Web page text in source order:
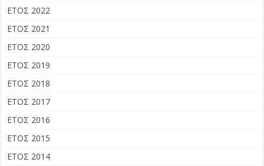
ΕΤΟΣ 2022
ΕΤΟΣ 2021
ΕΤΟΣ 2020
ΕΤΟΣ 2019
ΕΤΟΣ 2018
ΕΤΟΣ 2017
ΕΤΟΣ 2016
ΕΤΟΣ 2015
ΕΤΟΣ 2014